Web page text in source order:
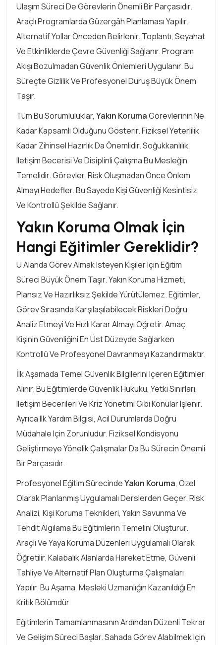
Ulaşım Süreci De Görevlerin Önemli Bir Parçasıdır.
Araçlı Programlarda Güzergâh Planlaması Yapılır.
Alternatif Yollar Önceden Belirlenir. Toplantı, Seyahat
Ve Etkinliklerde Çevre Güvenliği Sağlanır. Program
Akışı Bozulmadan Güvenlik Önlemleri Uygulanır. Bu
Süreçte Gizlilik Ve Profesyonel Duruş Büyük Önem
Taşır.
Tüm Bu Sorumluluklar, Yakın KorumaGörevlerinin Ne
Kadar Kapsamlı Olduğunu Gösterir. Fiziksel Yeterlilik
Kadar Zihinsel Hazırlık Da Önemlidir. Soğukkanlılık,
Iletişim Becerisi Ve Disiplinli Çalışma Bu Mesleğin
Temelidir. Görevler, Risk Oluşmadan Önce Önlem
Almayı Hedefler. Bu Sayede Kişi Güvenliği Kesintisiz
Ve Kontrollü Şekilde Sağlanır.
Yakın Koruma Olmak İçin
Hangi Eğitimler Gereklidir?
U Alanda Görev Almak Isteyen Kişiler Için Eğitim
Süreci Büyük Önem Taşır. Yakın Koruma Hizmeti,
Plansız Ve Hazırlıksız Şekilde Yürütülemez. Eğitimler,
Görev Sırasında Karşılaşılabilecek Riskleri Doğru
Analiz Etmeyi Ve Hızlı Karar Almayı Öğretir. Amaç,
Kişinin Güvenliğini En Üst Düzeyde Sağlarken
Kontrollü Ve Profesyonel Davranmayı Kazandırmaktır.
İlk Aşamada Temel Güvenlik Bilgilerini Içeren Eğitimler
Alınır. Bu Eğitimlerde Güvenlik Hukuku, Yetki Sınırları,
Iletişim Becerileri Ve Kriz Yönetimi Gibi Konular Işlenir.
Ayrıca Ilk Yardım Bilgisi, Acil Durumlarda Doğru
Müdahale Için Zorunludur. Fiziksel Kondisyonu
Geliştirmeye Yönelik Çalışmalar Da Bu Sürecin Önemli
Bir Parçasıdır.
Profesyonel Eğitim SürecindeYakın Koruma, Özel
Olarak Planlanmış Uygulamalı Derslerden Geçer. Risk
Analizi, Kişi Koruma Teknikleri, Yakın Savunma Ve
Tehdit Algılama Bu Eğitimlerin Temelini Oluşturur.
Araçlı Ve Yaya Koruma Düzenleri Uygulamalı Olarak
Öğretilir. Kalabalık Alanlarda Hareket Etme, Güvenli
Tahliye Ve Alternatif Plan Oluşturma Çalışmaları
Yapılır. Bu Aşama, Mesleki Uzmanlığın Kazanıldığı En
Kritik Bölümdür.
Eğitimlerin Tamamlanmasının Ardından Düzenli Tekrar
Ve Gelişim Süreci Başlar. Sahada Görev Alabilmek Için